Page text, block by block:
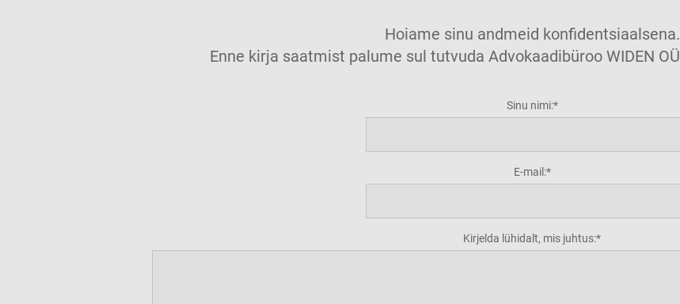
Hoiame sinu andmeid konfidentsiaalsena.
Enne kirja saatmist palume sul tutvuda Advokaadibüroo WIDEN OÜ
Sinu nimi:
E-mail:
Kirjelda lühidalt, mis juhtus: